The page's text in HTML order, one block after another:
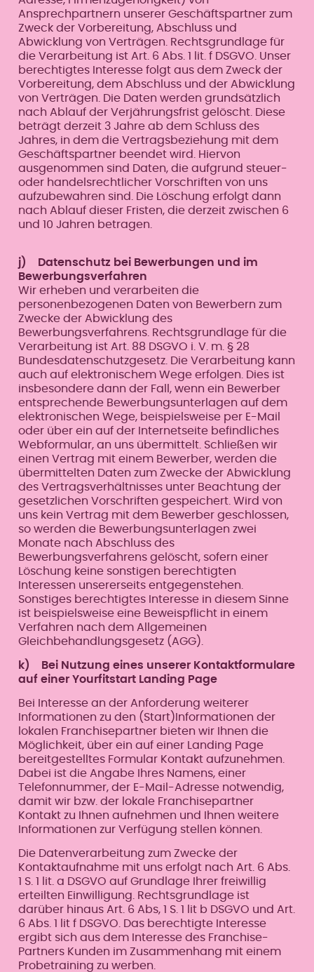
Ansprechpartnern unserer Geschäftspartner zum
Zweck der Vorbereitung, Abschluss und
Abwicklung von Verträgen. Rechtsgrundlage für
die Verarbeitung ist Art. 6 Abs. 1 lit. f DSGVO. Unser
berechtigtes Interesse folgt aus dem Zweck der
Vorbereitung, dem Abschluss und der Abwicklung
von Verträgen. Die Daten werden grundsätzlich
nach Ablauf der Verjährungsfrist gelöscht. Diese
beträgt derzeit 3 Jahre ab dem Schluss des
Jahres, in dem die Vertragsbeziehung mit dem
Geschäftspartner beendet wird. Hiervon
ausgenommen sind Daten, die aufgrund steuer-
oder handelsrechtlicher Vorschriften von uns
aufzubewahren sind. Die Löschung erfolgt dann
nach Ablauf dieser Fristen, die derzeit zwischen 6
und 10 Jahren betragen.
j) Datenschutz bei Bewerbungen und im
Bewerbungsverfahren
Wir erheben und verarbeiten die
personenbezogenen Daten von Bewerbern zum
Zwecke der Abwicklung des
Bewerbungsverfahrens. Rechtsgrundlage für die
Verarbeitung ist Art. 88 DSGVO i. V. m. § 28
Bundesdatenschutzgesetz. Die Verarbeitung kann
auch auf elektronischem Wege erfolgen. Dies ist
insbesondere dann der Fall, wenn ein Bewerber
entsprechende Bewerbungsunterlagen auf dem
elektronischen Wege, beispielsweise per E-Mail
oder über ein auf der Internetseite befindliches
Webformular, an uns übermittelt. Schließen wir
einen Vertrag mit einem Bewerber, werden die
übermittelten Daten zum Zwecke der Abwicklung
des Vertragsverhältnisses unter Beachtung der
gesetzlichen Vorschriften gespeichert. Wird von
uns kein Vertrag mit dem Bewerber geschlossen,
so werden die Bewerbungsunterlagen zwei
Monate nach Abschluss des
Bewerbungsverfahrens gelöscht, sofern einer
Löschung keine sonstigen berechtigten
Interessen unsererseits entgegenstehen.
Sonstiges berechtigtes Interesse in diesem Sinne
ist beispielsweise eine Beweispflicht in einem
Verfahren nach dem Allgemeinen
Gleichbehandlungsgesetz (AGG).
k) Bei Nutzung eines unserer Kontaktformulare
auf einer Yourfitstart Landing Page
Bei Interesse an der Anforderung weiterer
Informationen zu den (Start)Informationen der
lokalen Franchisepartner bieten wir Ihnen die
Möglichkeit, über ein auf einer Landing Page
bereitgestelltes Formular Kontakt aufzunehmen.
Dabei ist die Angabe Ihres Namens, einer
Telefonnummer, der E-Mail-Adresse notwendig,
damit wir bzw. der lokale Franchisepartner
Kontakt zu Ihnen aufnehmen und Ihnen weitere
Informationen zur Verfügung stellen können.
Die Datenverarbeitung zum Zwecke der
Kontaktaufnahme mit uns erfolgt nach Art. 6 Abs.
1 S. 1 lit. a DSGVO auf Grundlage Ihrer freiwillig
erteilten Einwilligung. Rechtsgrundlage ist
darüber hinaus Art. 6 Abs, 1 S. 1 lit b DSGVO und Art.
6 Abs. 1 lit f DSGVO. Das berechtigte Interesse
ergibt sich aus dem Interesse des Franchise-
Partners Kunden im Zusammenhang mit einem
Probetraining zu werben.